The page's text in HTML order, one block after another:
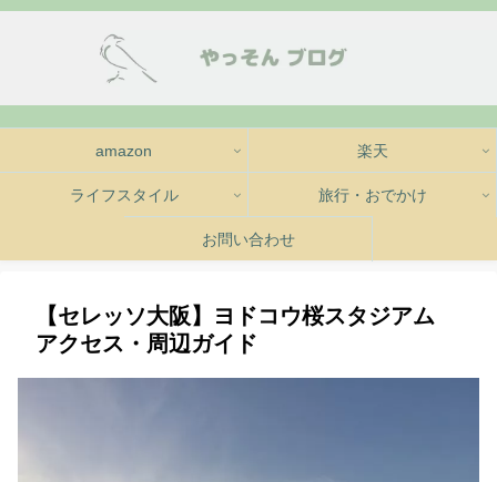
amazon 楽天
ライフスタイル 旅行・おでかけ
お問い合わせ
【セレッソ大阪】ヨドコウ桜スタジアム
アクセス・周辺ガイド